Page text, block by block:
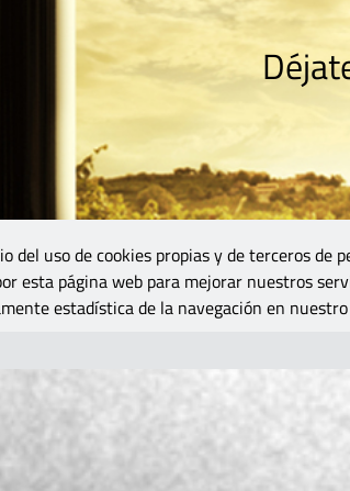
del uso de cookies propias y de terceros de
esta página web para mejorar nuestros
estadística de la navegación en